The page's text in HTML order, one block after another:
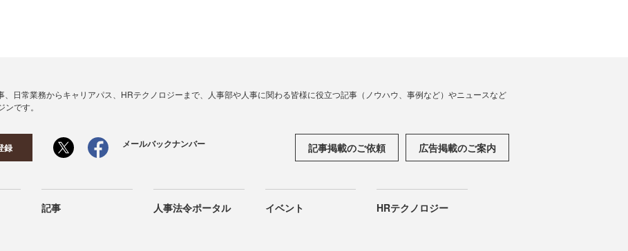
、日常業務からキャリアパス、HRテクノロジーまで、人事部や人事に関わる皆様に役立つ記事（ノウハウ、事例など）やニュースなど
です。
録 メールバックナンバー 記事掲載のご依頼 広告掲載のご案内
記事 人事法令ポータル イベント HRテクノロジー